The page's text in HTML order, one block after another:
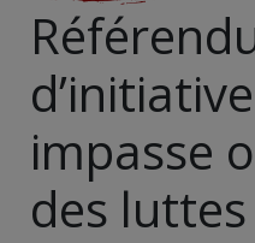
impasse
des luttes